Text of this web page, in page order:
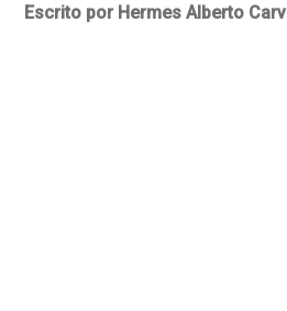
Escrito por Hermes Alberto